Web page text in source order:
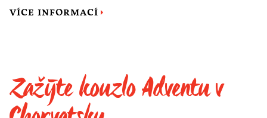
VÍCE INFORMACÍ
Zažijte kouzlo Adventu v